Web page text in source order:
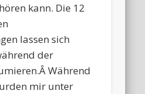
kann. Die 12
lassen sich
der
Während
mir unter